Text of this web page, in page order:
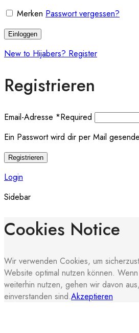
Merken Passwort vergessen?
Einloggen
New to Hijabers? Register
Registrieren
Email-Adresse *Required
Ein Passwort wird dir per Mail
Registrieren
Login
Sidebar
Cookies Notice
Wir verwenden Cookies, um
Website optimal nutzen können.
weiterhin nutzen, gehen wir davon
einverstanden sind.Akzeptieren